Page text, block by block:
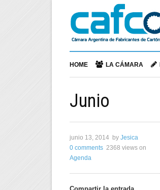
HOME LA CÁMARA
Junio
junio 13, 2014 by Jesica
0 comments 2368 views on
Agenda